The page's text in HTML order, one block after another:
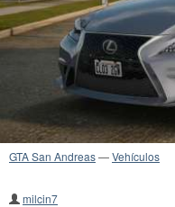
GTA San Andreas—Vehículos
milcin7